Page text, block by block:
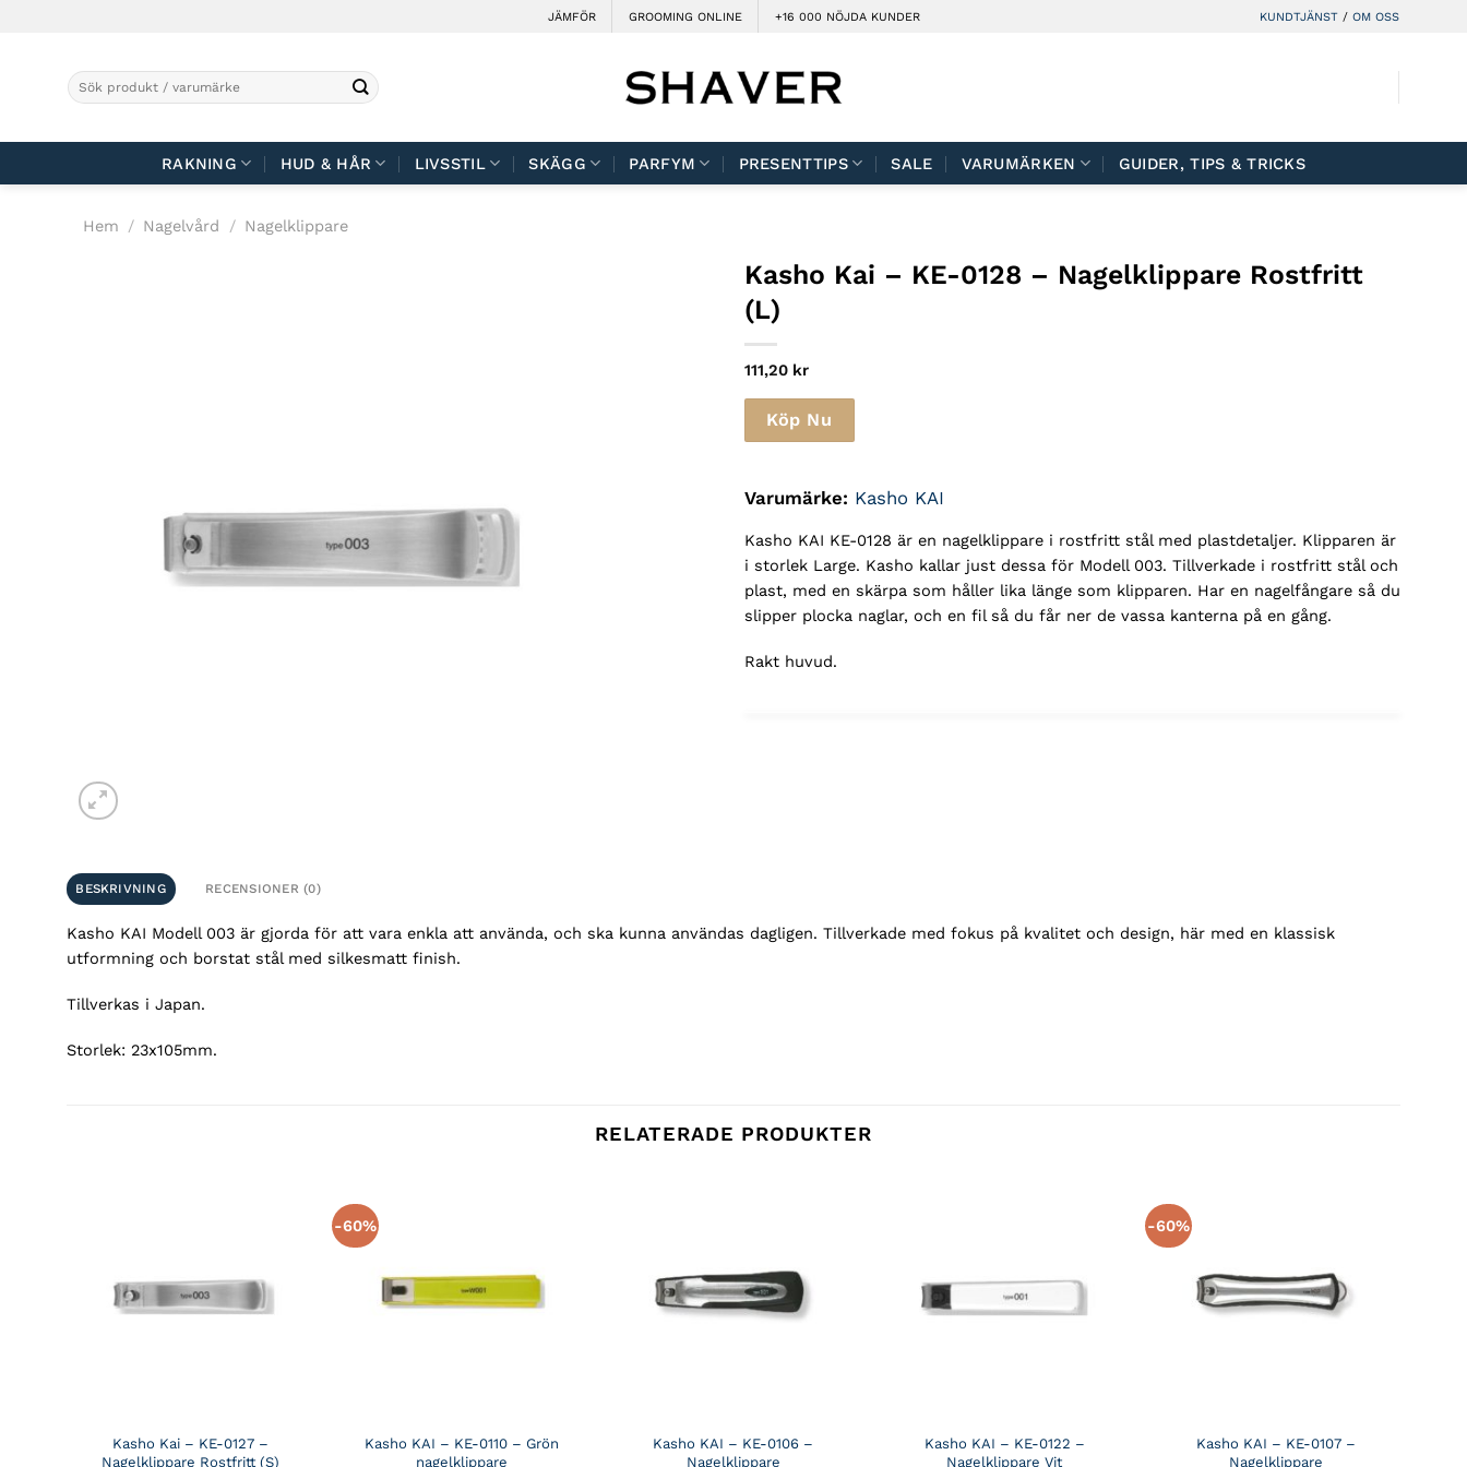
JÄMFÖR GROOMING ONLINE +16 000 NÖJDA KUNDER KUNDTJÄNST / OM OSS
Sök
efter:
RAKNING HUD & HÅR LIVSSTIL SKÄGG PARFYM PRESENTTIPS SALE VARUMÄRKEN GUIDER, TIPS & TRICKS
Hem / Nagelvård / Nagelklippare
Kasho Kai – KE-0128 – Nagelklippare Rostfritt
(L)
111,20 kr
Köp Nu
Varumärke: Kasho KAI
Kasho KAI KE-0128 är en nagelklippare i rostfritt stål med plastdetaljer. Klipparen är
i storlek Large. Kasho kallar just dessa för Modell 003. Tillverkade i rostfritt stål och
plast, med en skärpa som håller lika länge som klipparen. Har en nagelfångare så du
slipper plocka naglar, och en fil så du får ner de vassa kanterna på en gång.
Rakt huvud.
BESKRIVNING RECENSIONER (0)
Kasho KAI Modell 003 är gjorda för att vara enkla att använda, och ska kunna användas dagligen. Tillverkade med fokus på kvalitet och design, här med en klassisk
utformning och borstat stål med silkesmatt finish.
Tillverkas i Japan.
Storlek: 23x105mm.
RELATERADE PRODUKTER
Kasho Kai – KE-0127 –
Nagelklippare Rostfritt (S)
-60%
Kasho KAI – KE-0110 – Grön
nagelklippare
Kasho KAI – KE-0106 –
Nagelklippare
Kasho KAI – KE-0122 –
Nagelklippare Vit
-60%
Kasho KAI – KE-0107 –
Nagelklippare